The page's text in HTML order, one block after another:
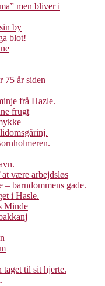
men bliver i
by
blot!
75 år siden
frå Hazle.
frugt
være arbejdsløs
– barndommens gade.
i Hasle.
Minde
taget til sit hjerte.